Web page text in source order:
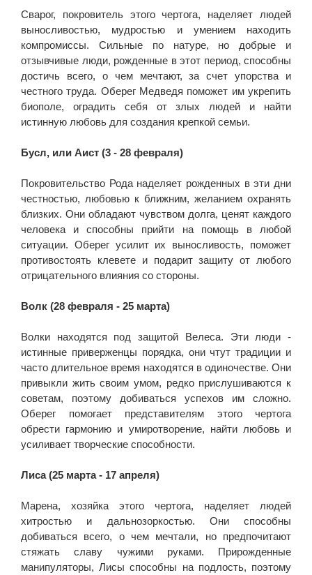
Сварог, покровитель этого чертога, наделяет людей
выносливостью, мудростью и умением находить
компромиссы. Сильные по натуре, но добрые и
отзывчивые люди, рожденные в этот период, способны
достичь всего, о чем мечтают, за счет упорства и
честного труда. Оберег Медведя поможет им укрепить
биополе, оградить себя от злых людей и найти
истинную любовь для создания крепкой семьи.
Бусл, или Аист (3 - 28 февраля)
Покровительство Рода наделяет рожденных в эти дни
честностью, любовью к ближним, желанием охранять
близких. Они обладают чувством долга, ценят каждого
человека и способны прийти на помощь в любой
ситуации. Оберег усилит их выносливость, поможет
противостоять клевете и подарит защиту от любого
отрицательного влияния со стороны.
Волк (28 февраля - 25 марта)
Волки находятся под защитой Велеса. Эти люди -
истинные приверженцы порядка, они чтут традиции и
часто длительное время находятся в одиночестве. Они
привыкли жить своим умом, редко прислушиваются к
советам, поэтому добиваться успехов им сложно.
Оберег помогает представителям этого чертога
обрести гармонию и умиротворение, найти любовь и
усиливает творческие способности.
Лиса (25 марта - 17 апреля)
Марена, хозяйка этого чертога, наделяет людей
хитростью и дальнозоркостью. Они способны
добиваться всего, о чем мечтали, но предпочитают
стяжать славу чужими руками. Прирожденные
манипуляторы, Лисы способны на подлость, поэтому